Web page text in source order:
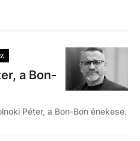
a Bon-
Péter, a Bon-Bon énekese.